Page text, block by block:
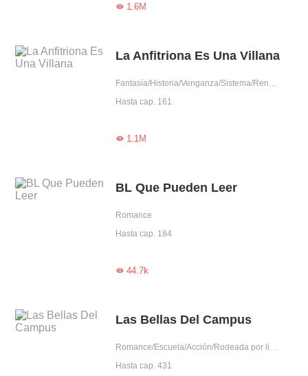
1.6M
La Anfitriona Es Una Villana
Fantasía/Historia/Venganza/Sistema/Renacimiento/Juego de time travel
Hasta cap. 161
1.1M
BL Que Pueden Leer
Romance
Hasta cap. 184
44.7k
Las Bellas Del Campus
Romance/Escuela/Acción/Rodeada por lindos/Otaku/Harén/Lindo escolar
Hasta cap. 431